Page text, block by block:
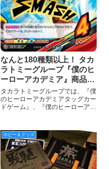
なんと180種類以上！ タカ
ラトミーグループ『僕のヒ
ーローアカデミア』商品を
発売！
タカラトミーグループでは、『僕
のヒーローアカデミアタッグカー
ドゲーム』、『僕のヒーローアカ
他にも、TVアニメ「僕のヒーロ
ーアカデミア」の玩具菓子、アパ
レルなど“個性”豊かなキャラク
ホビー＆グッズ